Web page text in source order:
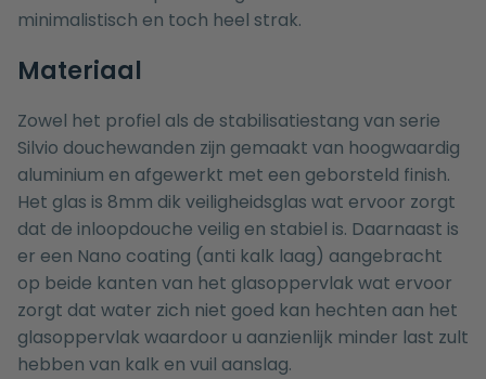
minimalistisch en toch heel strak.
Materiaal
Zowel het profiel als de stabilisatiestang van serie
Silvio douchewanden zijn gemaakt van hoogwaardig
aluminium en afgewerkt met een geborsteld finish.
Het glas is 8mm dik veiligheidsglas wat ervoor zorgt
dat de inloopdouche veilig en stabiel is. Daarnaast is
er een Nano coating (anti kalk laag) aangebracht
op beide kanten van het glasoppervlak wat ervoor
zorgt dat water zich niet goed kan hechten aan het
glasoppervlak waardoor u aanzienlijk minder last zult
hebben van kalk en vuil aanslag.